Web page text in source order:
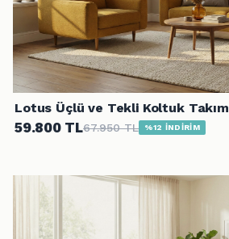
Lotus Üçlü ve Tekli Koltuk Takım
59.800 TL67.950 TL %12 İNDİRİM